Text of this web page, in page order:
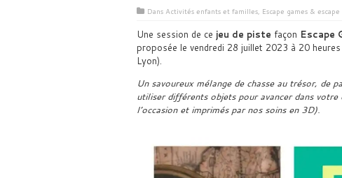
Dans Activités enfants et familles, Escape games &
Une session de ce jeu de piste façon Escape
proposée le vendredi 28 juillet 2023 à 20 heures
Lyon).
Un savoureux mélange de chasse au trésor, de
utiliser différents objets pour avancer dans
l’occasion et imprimés par nos soins en 3D).